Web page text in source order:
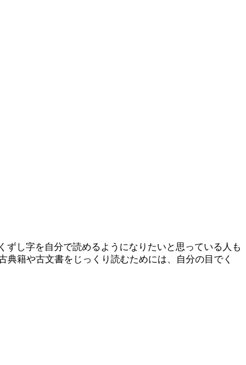
し字を自分で読めるようになりたいと思っている人も
籍や古文書をじっくり読むためには、自分の目でく